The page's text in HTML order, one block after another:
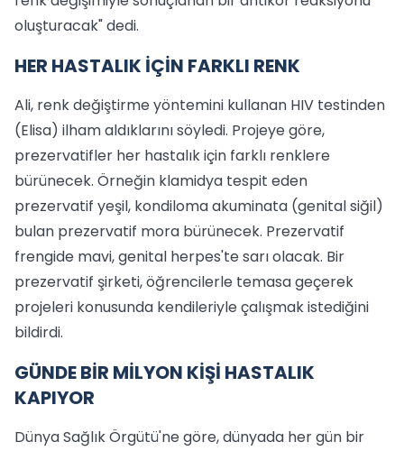
oluşturacak" dedi.
HER HASTALIK İÇİN FARKLI RENK
Ali, renk değiştirme yöntemini kullanan HIV testinden
(Elisa) ilham aldıklarını söyledi. Projeye göre,
prezervatifler her hastalık için farklı renklere
bürünecek. Örneğin klamidya tespit eden
prezervatif yeşil, kondiloma akuminata (genital siğil)
bulan prezervatif mora bürünecek. Prezervatif
frengide mavi, genital herpes'te sarı olacak. Bir
prezervatif şirketi, öğrencilerle temasa geçerek
projeleri konusunda kendileriyle çalışmak istediğini
bildirdi.
GÜNDE BİR MİLYON KİŞİ HASTALIK
KAPIYOR
Dünya Sağlık Örgütü'ne göre, dünyada her gün bir